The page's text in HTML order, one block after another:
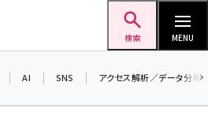
検索 MENU
AI SNS アクセス解析／データ分析
＼ 8
生成